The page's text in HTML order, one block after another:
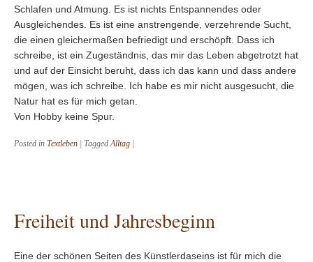
Schlafen und Atmung. Es ist nichts Entspannendes oder
Ausgleichendes. Es ist eine anstrengende, verzehrende Sucht,
die einen gleichermaßen befriedigt und erschöpft. Dass ich
schreibe, ist ein Zugeständnis, das mir das Leben abgetrotzt hat
und auf der Einsicht beruht, dass ich das kann und dass andere
mögen, was ich schreibe. Ich habe es mir nicht ausgesucht, die
Natur hat es für mich getan.
Von Hobby keine Spur.
Posted in Textleben TaggedAlltag
Freiheit und Jahresbeginn
Eine der schönen Seiten des Künstlerdaseins ist für mich die